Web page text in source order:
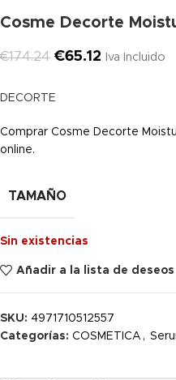
Cosme Decorte
€174.24 €65.12 Iva Incluido
DECORTE
Comprar Cosme Decorte
online.
TAMAÑO
Sin existencias
Añadir a la lista de deseos
SKU: 4971710512557
Categorías: COSMETICA ,